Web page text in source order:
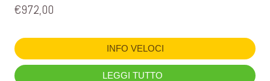
€972,00
INFO VELOCI
LEGGI TUTTO